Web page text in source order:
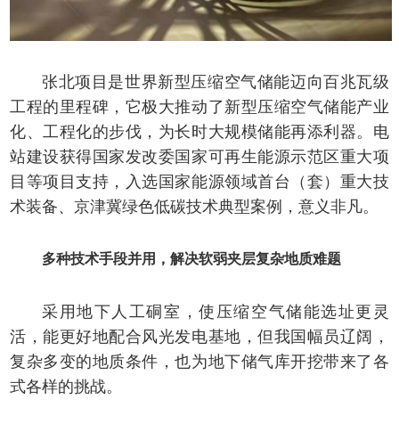
张北项目是世界新型压缩空气储能迈向百兆瓦级
工程的里程碑，它极大推动了新型压缩空气储能产业
化、工程化的步伐，为长时大规模储能再添利器。电
站建设获得国家发改委国家可再生能源示范区重大项
目等项目支持，入选国家能源领域首台（套）重大技
术装备、京津冀绿色低碳技术典型案例，意义非凡。
多种技术手段并用，解决软弱夹层复杂地质难题
采用地下人工硐室，使压缩空气储能选址更灵
活，能更好地配合风光发电基地，但我国幅员辽阔，
复杂多变的地质条件，也为地下储气库开挖带来了各
式各样的挑战。